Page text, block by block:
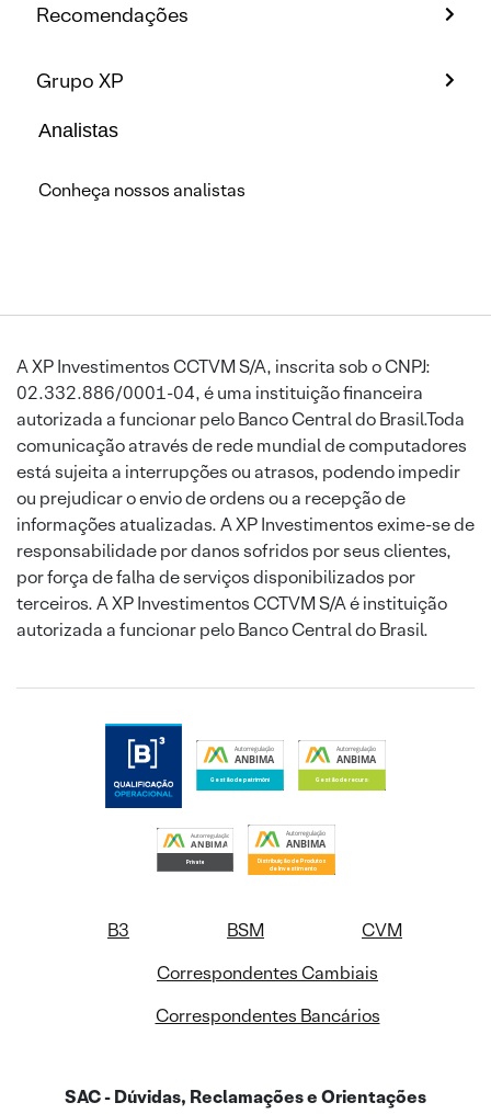
Recomendações
Grupo XP
Analistas
Conheça nossos analistas
A XP Investimentos CCTVM S/A, inscrita sob o CNPJ:
02.332.886/0001-04, é uma instituição financeira
autorizada a funcionar pelo Banco Central do Brasil.Toda
comunicação através de rede mundial de computadores
está sujeita a interrupções ou atrasos, podendo impedir
ou prejudicar o envio de ordens ou a recepção de
informações atualizadas. A XP Investimentos exime-se de
responsabilidade por danos sofridos por seus clientes,
por força de falha de serviços disponibilizados por
terceiros. A XP Investimentos CCTVM S/A é instituição
autorizada a funcionar pelo Banco Central do Brasil.
B3 BSM
CVM
Correspondentes Cambiais
Correspondentes Bancários
SAC - Dúvidas, Reclamações e Orientações